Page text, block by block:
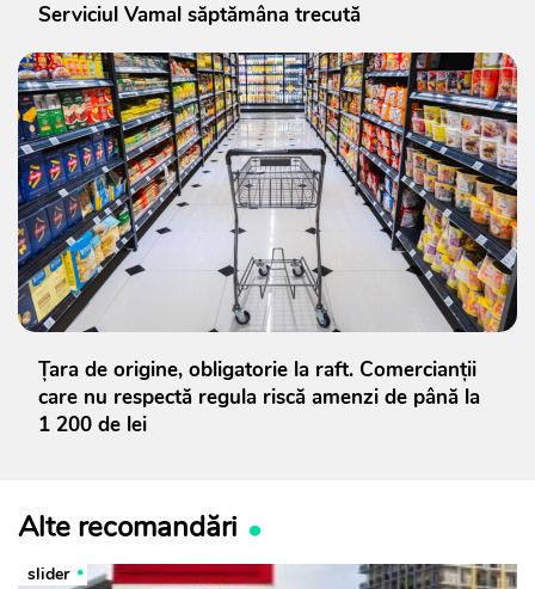
Serviciul Vamal săptămâna trecută
Țara de origine, obligatorie la raft. Comercianții
care nu respectă regula riscă amenzi de până la
1 200 de lei
Alte recomandări
slider